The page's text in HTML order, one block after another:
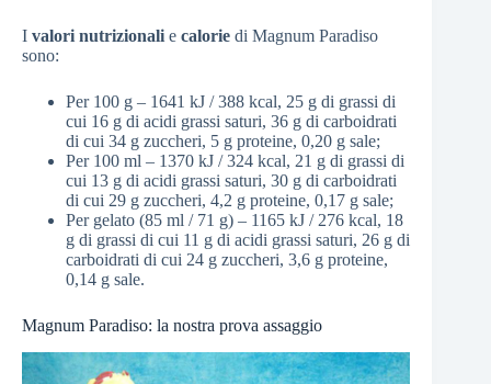
I valori nutrizionali e calorie di Magnum Paradiso
sono:
Per 100 g – 1641 kJ / 388 kcal, 25 g di grassi di
cui 16 g di acidi grassi saturi, 36 g di carboidrati
di cui 34 g zuccheri, 5 g proteine, 0,20 g sale;
Per 100 ml – 1370 kJ / 324 kcal, 21 g di grassi di
cui 13 g di acidi grassi saturi, 30 g di carboidrati
di cui 29 g zuccheri, 4,2 g proteine, 0,17 g sale;
Per gelato (85 ml / 71 g) – 1165 kJ / 276 kcal, 18
g di grassi di cui 11 g di acidi grassi saturi, 26 g di
carboidrati di cui 24 g zuccheri, 3,6 g proteine,
0,14 g sale.
Magnum Paradiso: la nostra prova assaggio